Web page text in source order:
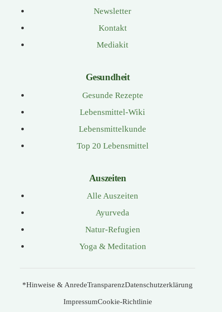
Newsletter
Kontakt
Mediakit
Gesundheit
Gesunde Rezepte
Lebensmittel-Wiki
Lebensmittelkunde
Top 20 Lebensmittel
Auszeiten
Alle Auszeiten
Ayurveda
Natur-Refugien
Yoga & Meditation
*Hinweise & AnredeTransparenzDatenschutzerklärung
ImpressumCookie-Richtlinie